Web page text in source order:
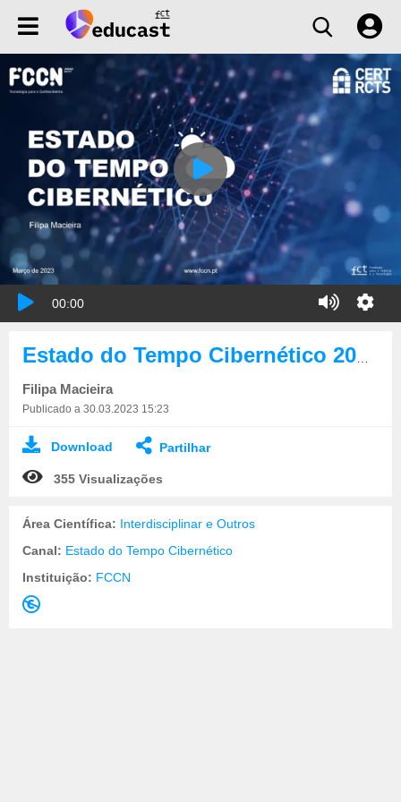
00:00
Filipa Macieira
Publicado a 30.03.2023 15:23
Download Partilhar
355 Visualizações
Área Científica: Interdisciplinar e Outros
Canal: Estado do Tempo Cibernético
Instituição: FCCN